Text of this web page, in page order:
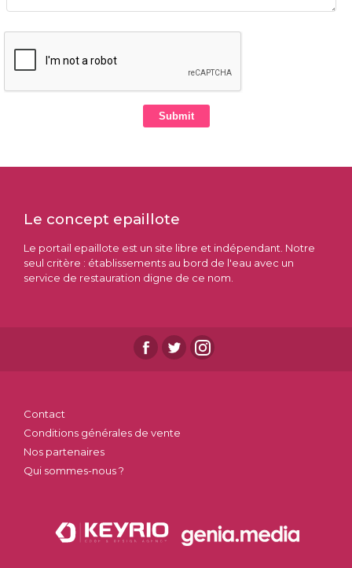
Le concept epaillote
Le portail epaillote est un site libre et indépendant. Notre
seul critère : établissements au bord de l'eau avec un
service de restauration digne de ce nom.
Contact
Conditions générales de vente
Nos partenaires
Qui sommes-nous ?